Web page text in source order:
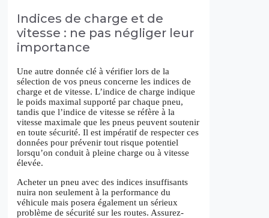
Indices de charge et de
vitesse : ne pas négliger leur
importance
Une autre donnée clé à vérifier lors de la
sélection de vos pneus concerne les indices de
charge et de vitesse. L’indice de charge indique
le poids maximal supporté par chaque pneu,
tandis que l’indice de vitesse se réfère à la
vitesse maximale que les pneus peuvent soutenir
en toute sécurité. Il est impératif de respecter ces
données pour prévenir tout risque potentiel
lorsqu’on conduit à pleine charge ou à vitesse
élevée.
Acheter un pneu avec des indices insuffisants
nuira non seulement à la performance du
véhicule mais posera également un sérieux
problème de sécurité sur les routes. Assurez-